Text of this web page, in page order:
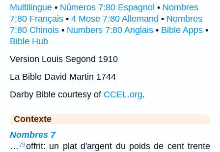
Multilingue • Números 7:80 Espagnol • Nombres
7:80 Français • 4 Mose 7:80 Allemand • Nombres
7:80 Chinois • Numbers 7:80 Anglais • Bible Apps •
Bible Hub
Version Louis Segond 1910
La Bible David Martin 1744
Darby Bible courtesy of CCEL.org.
Contexte
Nombres 7
… 79offrit: un plat d'argent du poids de cent trente